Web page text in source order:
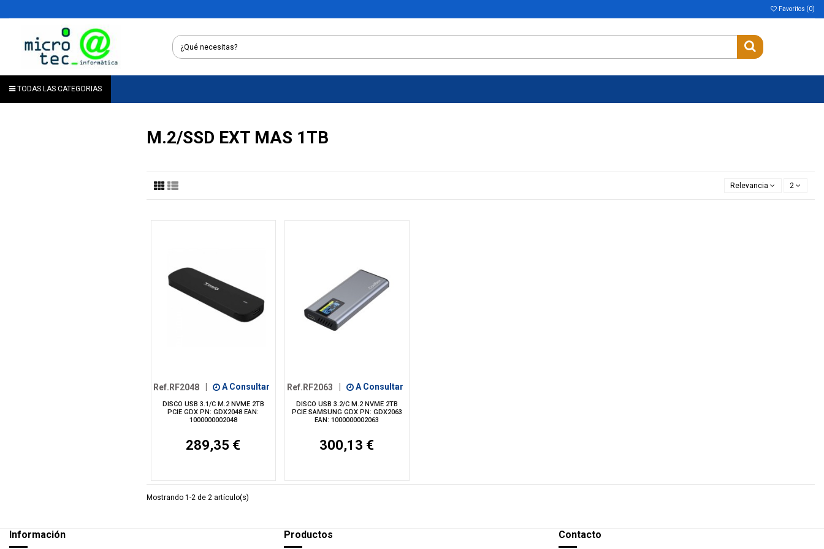
Favoritos (0)
TODAS LAS CATEGORIAS
M.2/SSD EXT MAS 1TB
Relevancia 2
Ref.RF2048 A Consultar
DISCO USB 3.1/C M.2 NVME 2TB
PCIE GDX PN: GDX2048 EAN:
1000000002048
289,35 €
Ref.RF2063 A Consultar
DISCO USB 3.2/C M.2 NVME 2TB
PCIE SAMSUNG GDX PN: GDX2063
EAN: 1000000002063
300,13 €
Mostrando 1-2 de 2 artículo(s)
Información Productos Contacto